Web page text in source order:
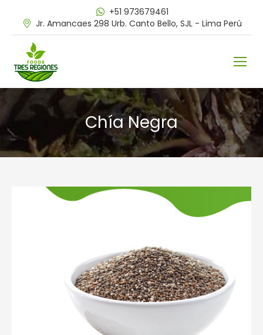
+51 973679461
Jr. Amancaes 298 Urb. Canto Bello, SJL - Lima Perú
Chía Negra